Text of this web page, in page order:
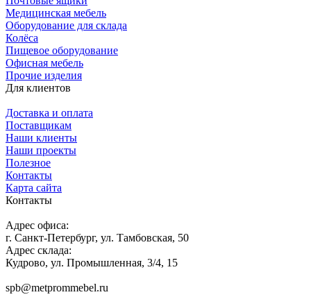
Медицинская мебель
Оборудование для склада
Колёса
Пищевое оборудование
Офисная мебель
Прочие изделия
Для клиентов
Доставка и оплата
Поставщикам
Наши клиенты
Наши проекты
Полезное
Контакты
Карта сайта
Контакты
Адрес офиса:
г. Санкт-Петербург, ул. Тамбовская, 50
Адрес склада:
Кудрово, ул. Промышленная, 3/4, 15
spb@metprommebel.ru